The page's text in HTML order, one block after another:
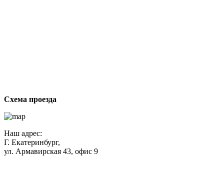
Схема проезда
Наш адрес:
Г. Екатеринбург,
ул. Армавирская 43, офис 9